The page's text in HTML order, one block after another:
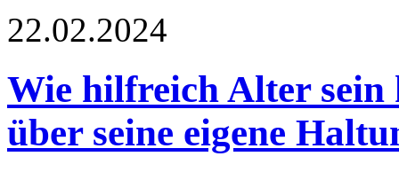
22.02.2024
Wie hilfreich Alter sein
über seine eigene